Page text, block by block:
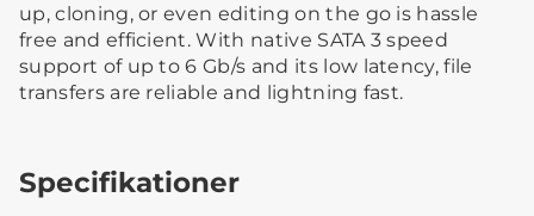
up, cloning, or even editing on the go is hassle
free and efficient. With native SATA 3 speed
support of up to 6 Gb/s and its low latency, file
transfers are reliable and lightning fast.
Specifikationer